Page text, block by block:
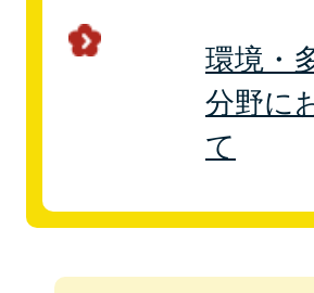
環境・
分野に
て